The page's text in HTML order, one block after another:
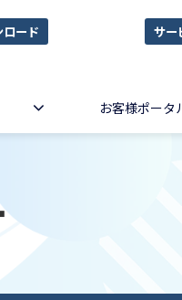
ード サー
お客様ポータ